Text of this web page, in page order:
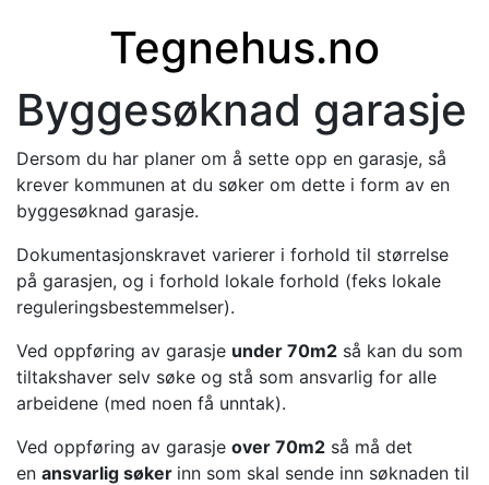
Tegnehus.no
Byggesøknad garasje
Dersom du har planer om å sette opp en garasje, så
krever kommunen at du søker om dette i form av en
byggesøknad garasje.
Dokumentasjonskravet varierer i forhold til størrelse
på garasjen, og i forhold lokale forhold (feks lokale
reguleringsbestemmelser).
Ved oppføring av garasje under 70m2 så kan du som
tiltakshaver selv søke og stå som ansvarlig for alle
arbeidene (med noen få unntak).
Ved oppføring av garasje over 70m2 så må det
en ansvarlig søker inn som skal sende inn søknaden til